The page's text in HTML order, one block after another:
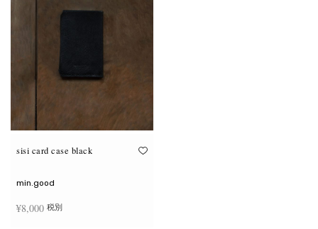
sisi card case black
min.good
¥8,000 税別